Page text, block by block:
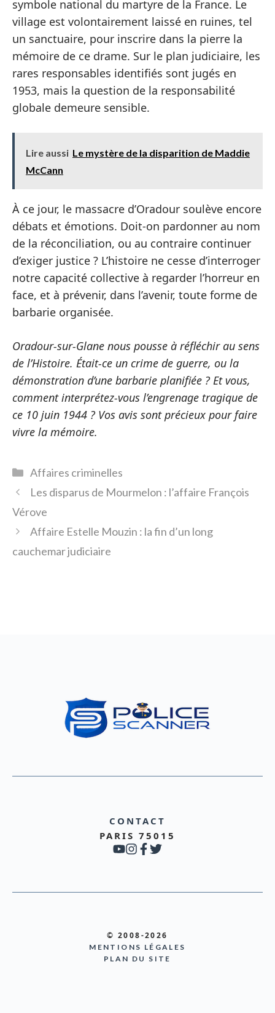
symbole national du martyre de la France. Le
village est volontairement laissé en ruines, tel
un sanctuaire, pour inscrire dans la pierre la
mémoire de ce drame. Sur le plan judiciaire, les
rares responsables identifiés sont jugés en
1953, mais la question de la responsabilité
globale demeure sensible.
Lire aussi Le mystère de la disparition de Maddie
McCann
À ce jour, le massacre d’Oradour soulève encore
débats et émotions. Doit-on pardonner au nom
de la réconciliation, ou au contraire continuer
d’exiger justice ? L’histoire ne cesse d’interroger
notre capacité collective à regarder l’horreur en
face, et à prévenir, dans l’avenir, toute forme de
barbarie organisée.
Oradour-sur-Glane nous pousse à réfléchir au sens
de l’Histoire. Était-ce un crime de guerre, ou la
démonstration d’une barbarie planifiée ? Et vous,
comment interprétez-vous l’engrenage tragique de
ce 10 juin 1944 ? Vos avis sont précieux pour faire
vivre la mémoire.
Catégories
Affaires criminelles
Les disparus de Mourmelon : l’affaire François
Vérove
Affaire Estelle Mouzin : la fin d’un long
cauchemar judiciaire
CONTACT
PARIS 75015
© 2008-2026
MENTIONS LÉGALES
PLAN DU SITE